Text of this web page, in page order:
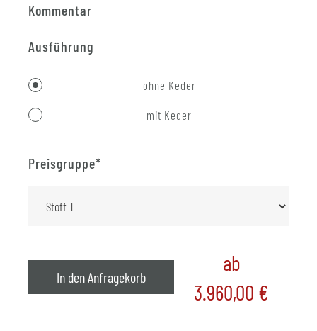
Kommentar
Ausführung
ohne Keder
mit Keder
Preisgruppe*
In den Anfragekorb
ab
3.960,00 €